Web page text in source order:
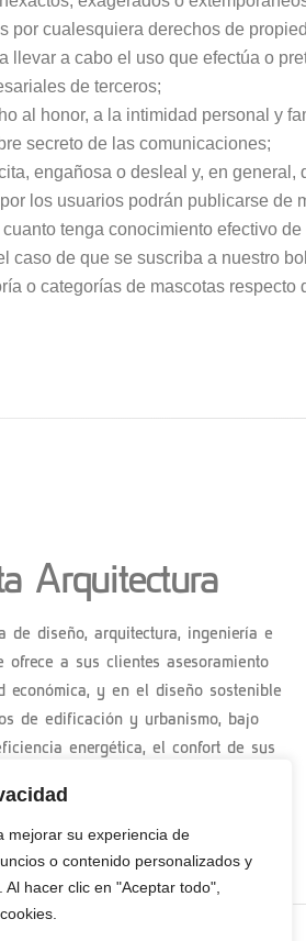
mejorar su experiencia de
o contenido personalizados y
hacer clic en "Aceptar todo",
por cualesquiera derechos de
llevar a cabo el uso que efectúa o
de terceros;
al honor, a la intimidad personal y
secreto de las comunicaciones;
engañosa o desleal y, en general,
los usuarios podrán publicarse de
tenga conocimiento efectivo
caso de que se suscriba a nuestro
o categorías de mascotas
Arquitectura
de diseño, arquitectura, ingeniería e
ofrece a sus clientes asesoramiento
económica, y en el diseño sostenible
de edificación y urbanismo, bajo
energética, el confort de sus